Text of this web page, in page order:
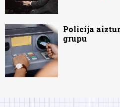
Policija
grupu